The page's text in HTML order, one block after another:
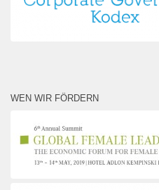
WEN WIR FÖRDERN